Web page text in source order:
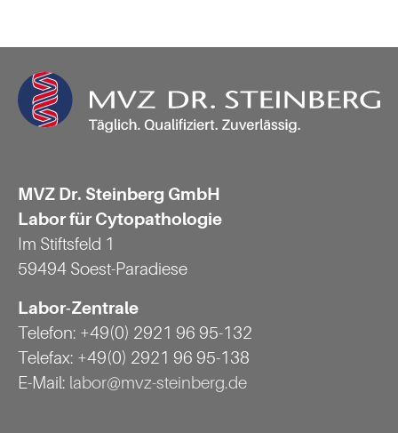
MVZ Dr. Steinberg GmbH
Labor für Cytopathologie
Im Stiftsfeld 1
59494 Soest-Paradiese
Labor-Zentrale
Telefon: +49(0) 2921 96 95-132
Telefax: +49(0) 2921 96 95-138
E-Mail: labor@mvz-steinberg.de